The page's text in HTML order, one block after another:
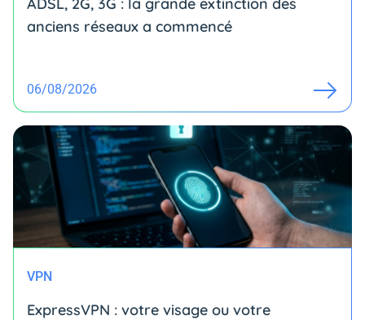
anciens réseaux a commencé
06/08/2026
VPN
ExpressVPN : votre visage ou votre